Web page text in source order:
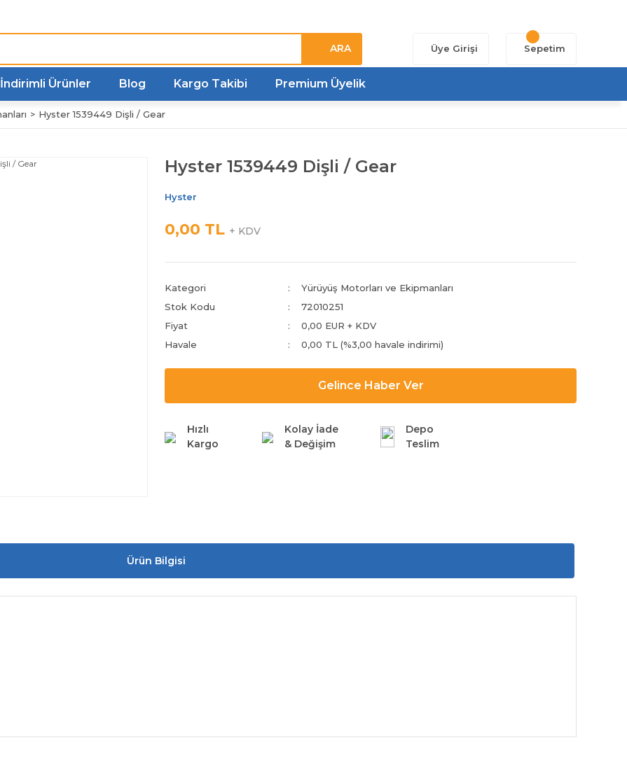
ARA Üye Girişi Sepetim
İndirimli Ürünler Blog Kargo Takibi Premium Üyelik
Hyster 1539449 Dişli / Gear
Hyster 1539449 Dişli / Gear
Hyster
0,00 TL + KDV
Kategori
Yürüyüş Motorları ve Ekipmanları
Stok Kodu
72010251
Fiyat
0,00 EUR + KDV
Havale
0,00 TL (%3,00 havale indirimi)
Gelince Haber Ver
Hızlı
Kargo
Kolay İade
& Değişim
Depo
Teslim
Ürün Bilgisi